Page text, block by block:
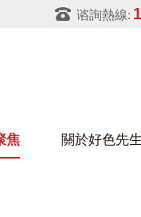
谘詢熱線:
焦 關於好色先